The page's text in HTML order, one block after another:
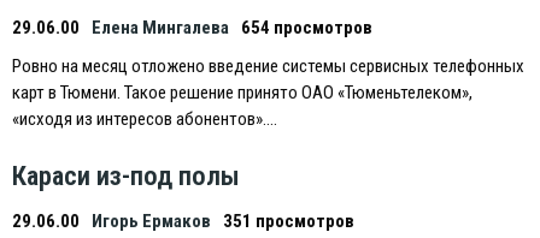
29.06.00 Елена Мингалева
654 просмотров
Ровно на месяц отложено введение системы сервисных телефонных
карт в Тюмени. Такое решение принято ОАО «Тюменьтелеком»,
«исходя из интересов абонентов»….
Караси из-под полы
29.06.00 Игорь Ермаков
351 просмотров